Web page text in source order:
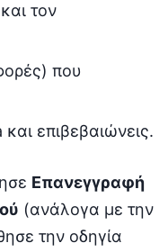
και τον
που
επιβεβαιώνεις.
Επανεγγραφή
(ανάλογα με την
την οδηγία